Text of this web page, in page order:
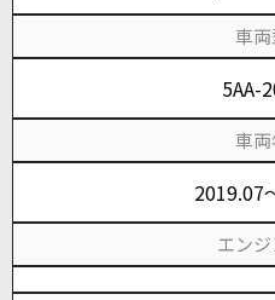
車
5AA-
車
2019.07
エン